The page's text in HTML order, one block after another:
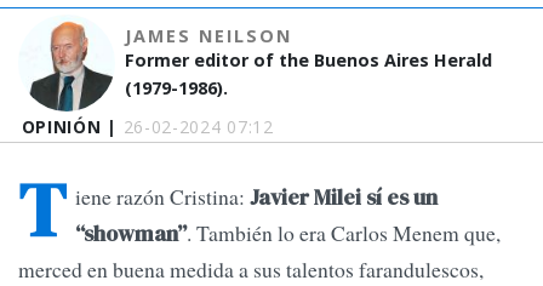
OPINIÓN | 26-02-2024 07:12
JAMES NEILSON
Former editor of the Buenos Aires Herald
(1979-1986).
T iene razón Cristina: Javier Milei sí es un
“showman”. También lo era Carlos Menem que,
merced en buena medida a sus talentos farandulescos,